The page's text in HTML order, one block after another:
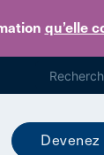
qu’elle